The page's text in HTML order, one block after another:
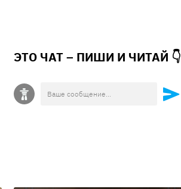
ЭТО ЧАТ – ПИШИ И ЧИТАЙ 👇